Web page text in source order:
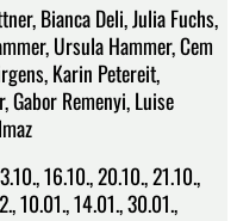
Bianca Deli, Julia Fuchs,
Ursula Hammer, Cem
Karin Petereit,
Gabor Remenyi, Luise
16.10., 20.10., 21.10.,
10.01., 14.01., 30.01.,